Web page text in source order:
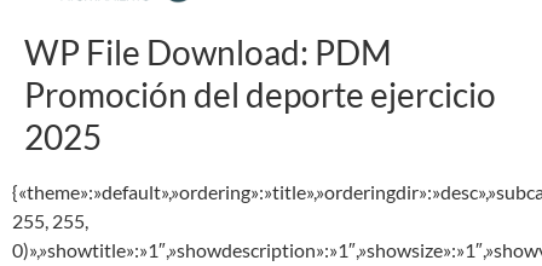
WP File Download: PDM
Promoción del deporte ejercicio
2025
255, 255,